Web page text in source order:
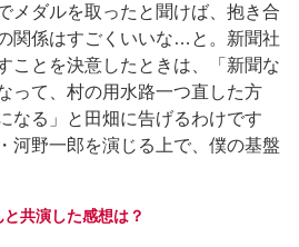
メダルを取ったと聞けば、抱き合
関係はすごくいいな…と。新聞社
ことを決意したときは、「新聞な
って、村の用水路一つ直した方
なる」と田畑に告げるわけです
河野一郎を演じる上で、僕の基盤
共演した感想は？